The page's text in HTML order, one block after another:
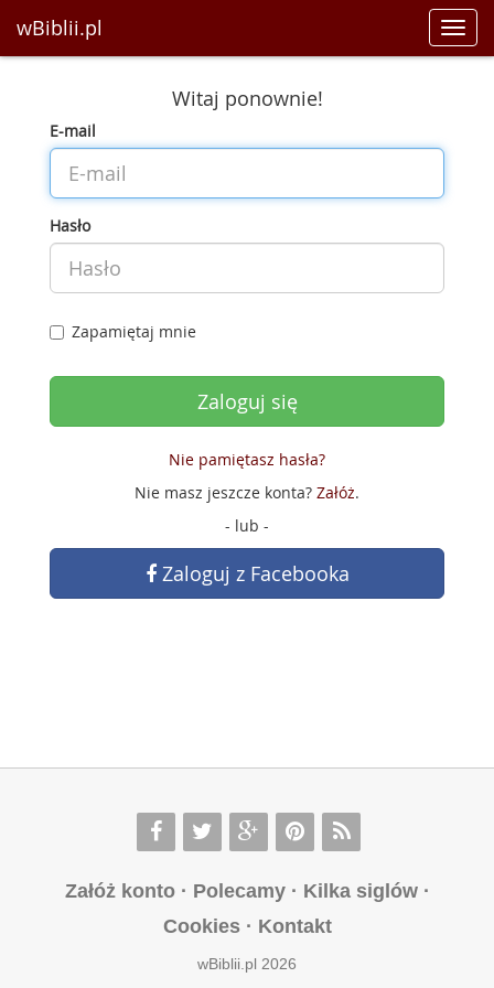
wBiblii.pl
Witaj ponownie!
E-mail
Hasło
Zapamiętaj mnie
Nie pamiętasz hasła?
Nie masz jeszcze konta? Załóż.
- lub -
Zaloguj z Facebooka
Załóż konto· Polecamy· Kilka siglów·
Cookies· Kontakt
wBiblii.pl 2026